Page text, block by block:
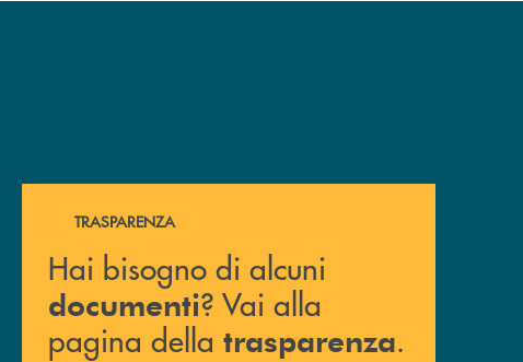
Hai bisogno di alcuni documenti ? Vai alla pagina della
TRASPARENZA
Hai bisogno di alcuni
documenti? Vai alla
pagina della trasparenza.